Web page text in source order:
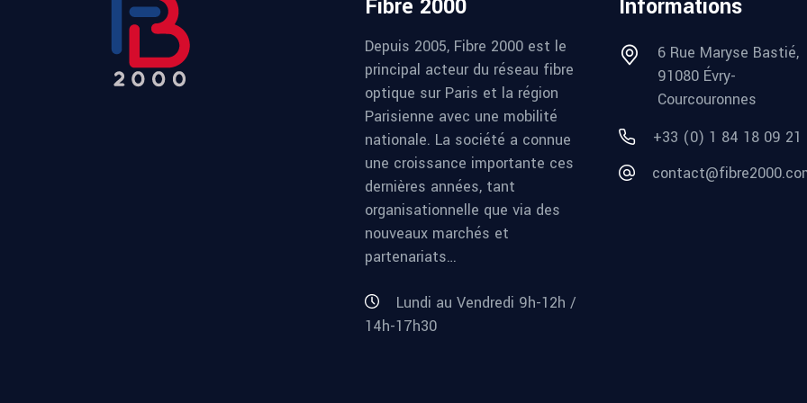
Fibre 2000
Depuis 2005, Fibre 2000 est le
principal acteur du réseau fibre
optique sur Paris et la région
Parisienne avec une mobilité
nationale. La société a connue
une croissance importante ces
dernières années, tant
organisationnelle que via des
nouveaux marchés et
partenariats…
Lundi au Vendredi 9h-12h /
14h-17h30
Informations
6 Rue Maryse Bastié,
91080 Évry-
Courcouronnes
+33 (0) 1 84 18 09 21